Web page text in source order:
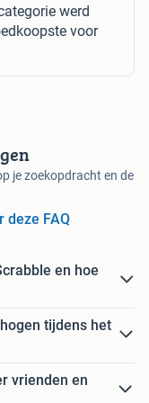
werd
voor
je zoekopdracht en de
deze FAQ
en hoe
tijdens het
vrienden en